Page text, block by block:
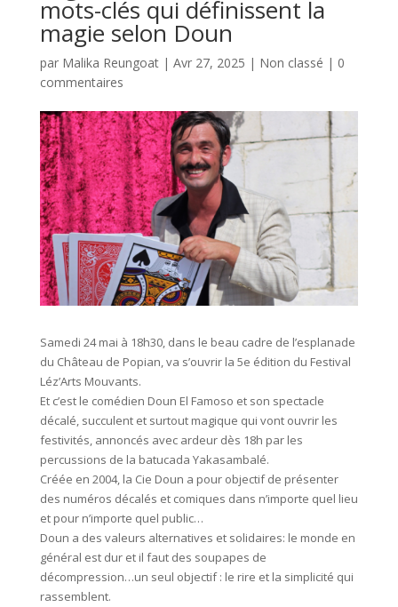
mots-clés qui définissent la
magie selon Doun
par Malika Reungoat| Avr 27, 2025 | Non classé | 0
commentaires
Samedi 24 mai à 18h30, dans le beau cadre de l’esplanade
du Château de Popian, va s’ouvrir la 5e édition du Festival
Léz’Arts Mouvants.
Et c’est le comédien Doun El Famoso et son spectacle
décalé, succulent et surtout magique qui vont ouvrir les
festivités, annoncés avec ardeur dès 18h par les
percussions de la batucada Yakasambalé.
Créée en 2004, la Cie Doun a pour objectif de présenter
des numéros décalés et comiques dans n’importe quel lieu
et pour n’importe quel public…
Doun a des valeurs alternatives et solidaires: le monde en
général est dur et il faut des soupapes de
décompression…un seul objectif : le rire et la simplicité qui
rassemblent.